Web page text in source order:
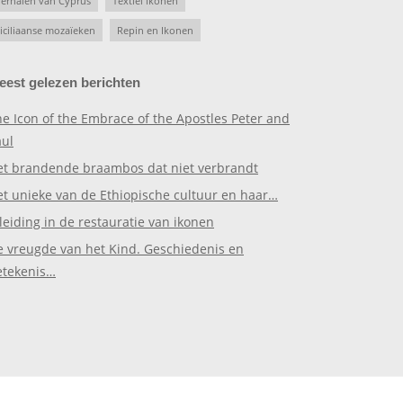
mozaïeken Repin en Ikonen
gelezen berichten
Icon of the Embrace of the Apostles Peter and
brandende braambos dat niet verbrandt
unieke van de Ethiopische cultuur en haar…
in de restauratie van ikonen
vreugde van het Kind. Geschiedenis en